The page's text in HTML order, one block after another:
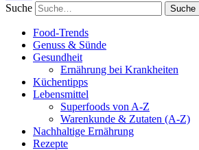
Suche
Food-Trends
Genuss & Sünde
Gesundheit
Ernährung bei Krankheiten
Küchentipps
Lebensmittel
Superfoods von A-Z
Warenkunde & Zutaten (A-Z)
Nachhaltige Ernährung
Rezepte